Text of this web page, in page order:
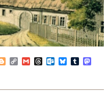
BloggerCopy
Link
GmailThreadsOutlook.com
BlueskyTumblr